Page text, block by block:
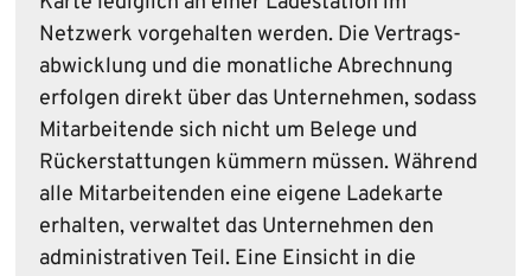
Netzwerk vorgehalten werden. Die Vertrags­
abwicklung und die monatliche Abrechnung
erfolgen direkt über das Unternehmen, sodass
Mitarbeitende sich nicht um Belege und
Rückerstattungen kümmern müssen. Während
alle Mitarbeitenden eine eigene Ladekarte
erhalten, verwaltet das Unternehmen den
administrativen Teil. Eine Einsicht in die